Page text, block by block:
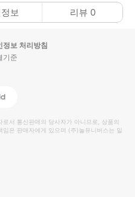
보 리뷰 0
정보 처리방침
기준
로서 통신판매의 당사자가 아니므로, 상품의
임은 판매자에게 있으며 (주)놀유니버스는 일